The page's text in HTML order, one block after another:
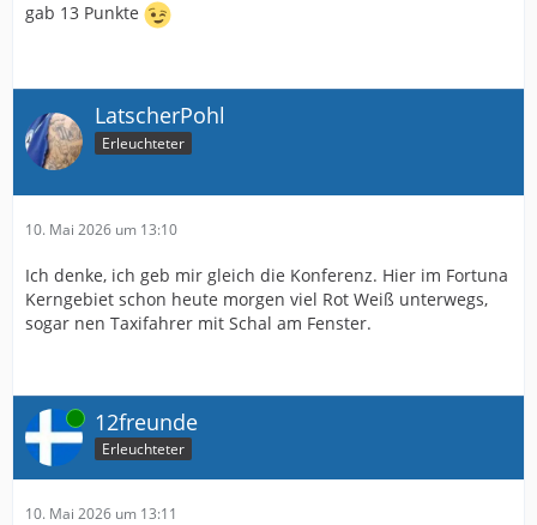
gab 13 Punkte
LatscherPohl
Erleuchteter
10. Mai 2026 um 13:10
Ich denke, ich geb mir gleich die Konferenz. Hier im Fortuna
Kerngebiet schon heute morgen viel Rot Weiß unterwegs,
sogar nen Taxifahrer mit Schal am Fenster.
Online 12freunde
Erleuchteter
10. Mai 2026 um 13:11